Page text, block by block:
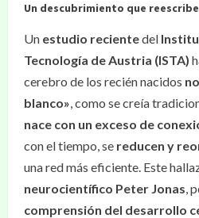
Un descubrimiento que
Un estudio recientedel
Tecnología de Austria (ISTA)
cerebro de los recién nacidos
blanco», como se creía
nace con un exceso de
con el tiempo, se reducen y
una red más eficiente. Este
neurocientífico Peter Jonas,
comprensión del desarrollo